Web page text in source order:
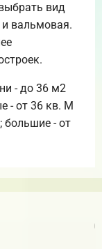
вид
и вальмовая.
- до 36 м2
- от 36 кв. М
большие - от